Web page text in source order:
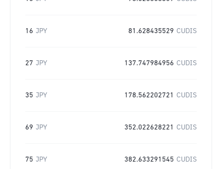
16 JPY 81.628435529 CUDIS
27 JPY 137.747984956 CUDIS
35 JPY 178.562202721 CUDIS
69 JPY 352.022628221 CUDIS
75 JPY 382.633291545 CUDIS